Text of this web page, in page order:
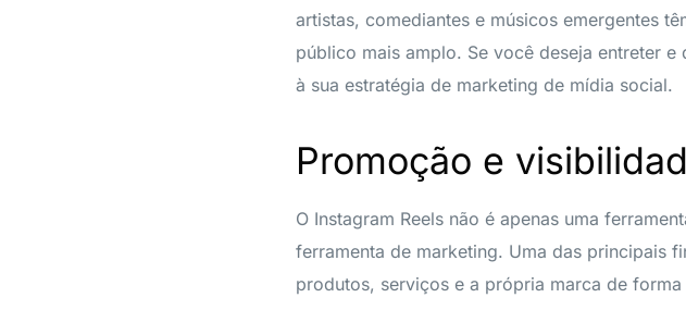
artistas, comediantes e músicos emergentes
público mais amplo. Se você deseja entreter
à sua estratégia de marketing de mídia social.
Promoção e
O Instagram Reels não é apenas uma
ferramenta de marketing. Uma das principais
produtos, serviços e a própria marca de